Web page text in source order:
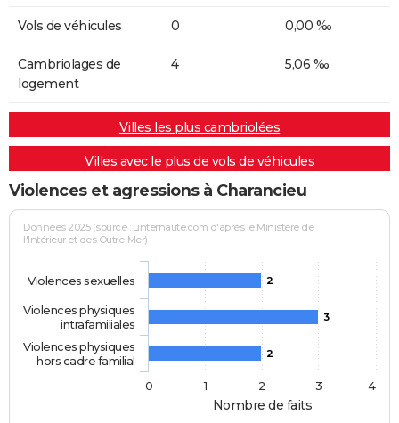
Vols de véhicules 0 0,00 ‰
Cambriolages de
logement
4 5,06 ‰
Villes les plus cambriolées
Villes avec le plus de vols de véhicules
Violences et agressions à Charancieu
Nombre de faits
Données 2025 (source : Linternaute.com d'après le Ministère de
l'Intérieur et des Outre-Mer)
2
3
2
Violences sexuelles
Violences physiques
intrafamiliales
Violences physiques
hors cadre familial
0
1 2 3 4